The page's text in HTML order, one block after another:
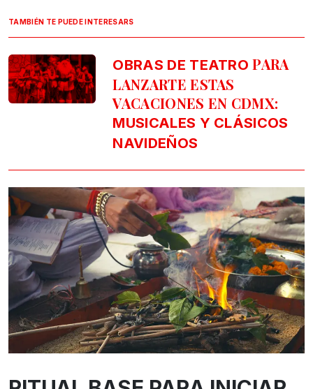
TAMBIÉN TE PUEDE INTERESARS
OBRAS DE TEATRO PARA
LANZARTE ESTAS
VACACIONES EN CDMX:
MUSICALES Y CLÁSICOS
NAVIDEÑOS